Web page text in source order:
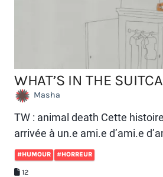
WHAT’S IN THE
Masha
TW : animal death Cette
arrivée à un.e ami.e d’ami.e
#HUMOUR #HORREUR
12